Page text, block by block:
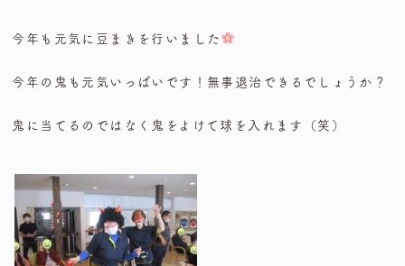
今年も元気に豆まきを行いました
今年の鬼も元気いっぱいです！無事退治できるでしょうか？
鬼に当てるのではなく鬼をよけて球を入れます（笑）